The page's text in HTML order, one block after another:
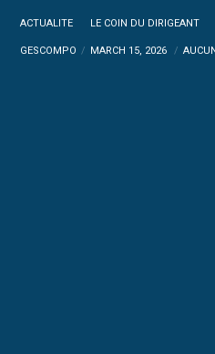
ACTUALITE LE COIN DU DIRIGEANT
GESCOMPO MARCH 15, 2026